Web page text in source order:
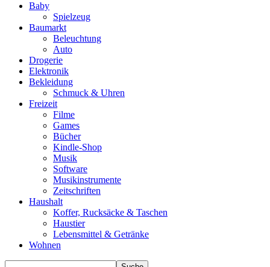
Baby
Spielzeug
Baumarkt
Beleuchtung
Auto
Drogerie
Elektronik
Bekleidung
Schmuck & Uhren
Freizeit
Filme
Games
Bücher
Kindle-Shop
Musik
Software
Musikinstrumente
Zeitschriften
Haushalt
Koffer, Rucksäcke & Taschen
Haustier
Lebensmittel & Getränke
Wohnen